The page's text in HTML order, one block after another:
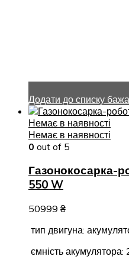
Додати до списку
Немає в наявності
Немає в наявності
0 out of 5
Газонокосарка-
550 W
50999 ₴
тип двигуна:
ємність